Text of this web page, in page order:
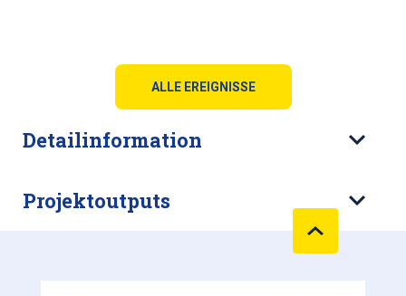
ALLE EREIGNISSE
Detailinformation
Projektoutputs